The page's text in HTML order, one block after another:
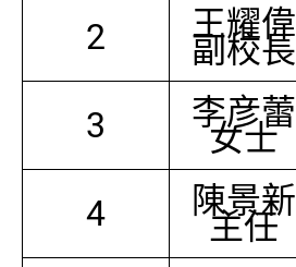
2 王耀偉
副校長
3 李彦蕾
女士
4 陳景新
主任